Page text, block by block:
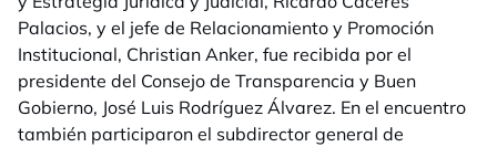
Palacios, y el jefe de Relacionamiento y Promoción
Institucional, Christian Anker, fue recibida por el
presidente del Consejo de Transparencia y Buen
Gobierno, José Luis Rodríguez Álvarez. En el encuentro
también participaron el subdirector general de